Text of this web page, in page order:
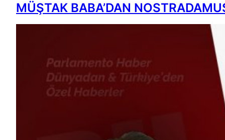
MÜŞTAK BABA’DAN